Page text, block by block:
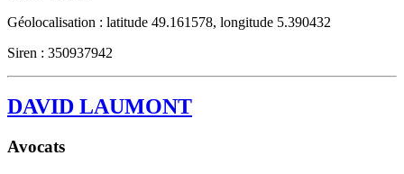
Géolocalisation : latitude 49.161578, longitude 5.390432
Siren : 350937942
DAVID LAUMONT
Avocats